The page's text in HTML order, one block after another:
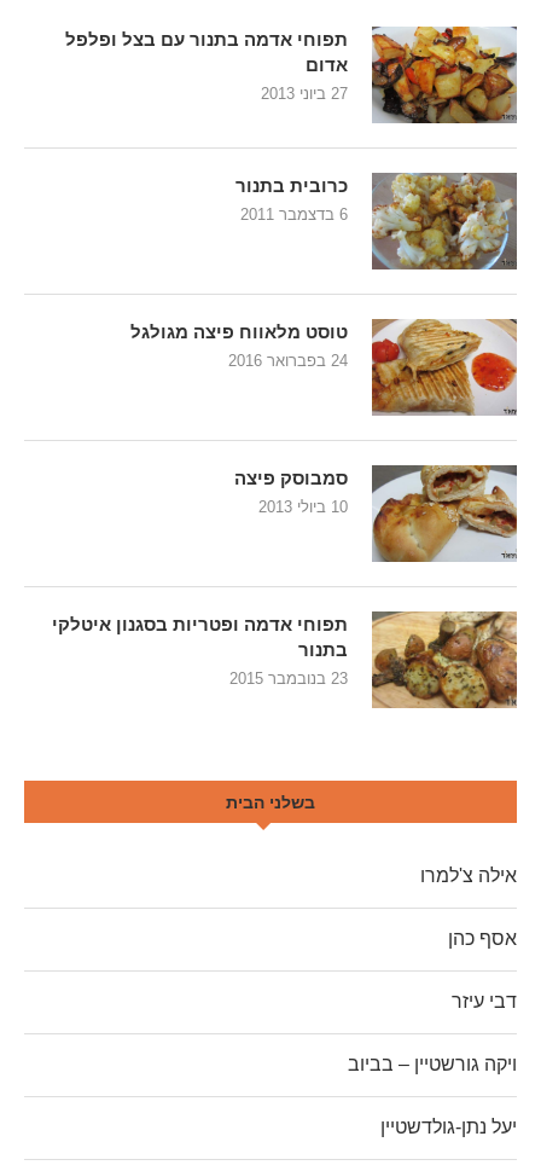
תפוחי אדמה בתנור עם בצל ופלפל
אדום
27 ביוני 2013
כרובית בתנור
6 בדצמבר 2011
טוסט מלאווח פיצה מגולגל
24 בפברואר 2016
סמבוסק פיצה
10 ביולי 2013
תפוחי אדמה ופטריות בסגנון איטלקי
בתנור
23 בנובמבר 2015
בשלני הבית
אילה צ'למרו
אסף כהן
דבי עיזר
ויקה גורשטיין – בביוב
יעל נתן-גולדשטיין